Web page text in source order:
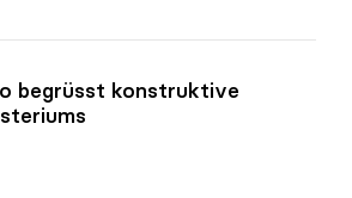
begrüsst konstruktive